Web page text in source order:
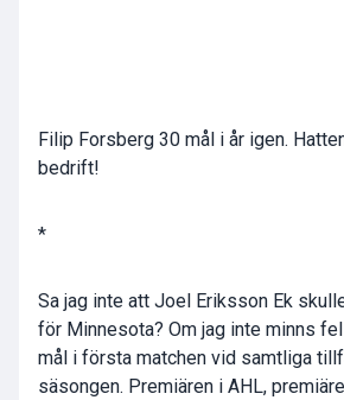
Filip Forsberg 30 mål i år igen.
bedrift!
*
Sa jag inte att Joel Eriksson Ek
för Minnesota? Om jag inte minns fel
mål i första matchen vid samtliga
säsongen. Premiären i AHL,